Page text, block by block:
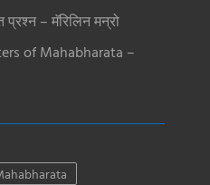
– मॅरिलिन मन्रो
of Mahabharata –